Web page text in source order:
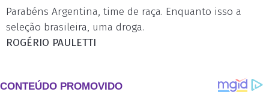
Parabéns Argentina, time de raça. Enquanto isso a
seleção brasileira, uma droga.
ROGÉRIO PAULETTI